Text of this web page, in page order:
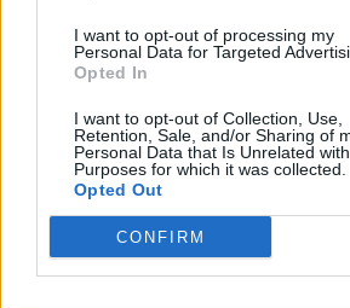
I want to opt-out of processing my
Personal Data for Targeted
Opted In
I want to opt-out of Collection, Use,
Retention, Sale, and/or Sharing of
Personal Data that Is Unrelated
Purposes for which it was collected.
Opted Out
CONFIRM
συντελεστή15%.
Για εισόδημα από
35.000,00€επιβάλλεται φόρος με
Για εισόδημα από35.000,00€ και
φόρος με συντελεστή45%.